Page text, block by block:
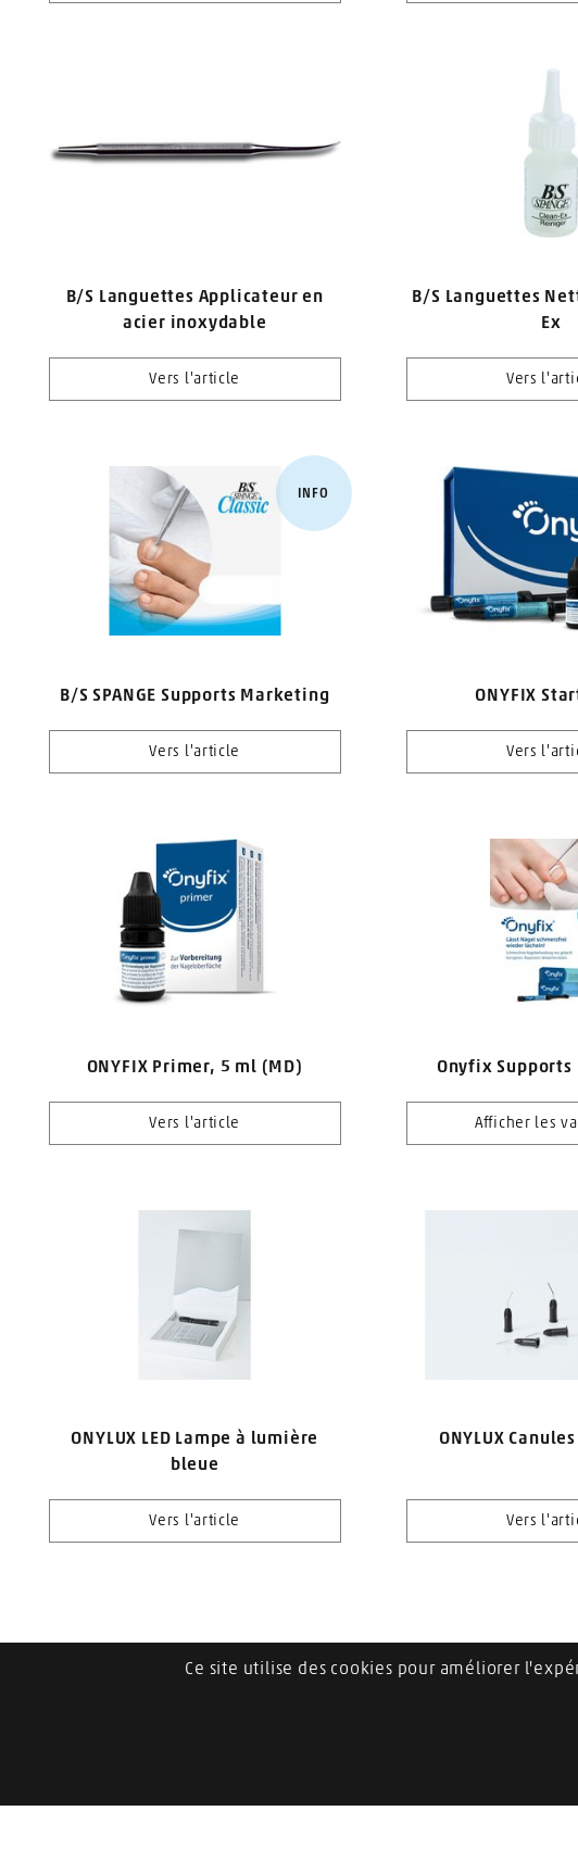
B/S Languettes Applicateur en
acier inoxydable
Vers l'article
B/S Languettes
Ex
Vers
B/S SPANGE Supports Marketing
Vers l'article
INFO
ONYFIX
Vers
ONYFIX Primer, 5 ml (MD)
Vers l'article
Onyfix
Afficher les
ONYLUX LED Lampe à lumière
bleue
Vers l'article
ONYLUX
Vers
Ce site utilise des cookies pour améliorer